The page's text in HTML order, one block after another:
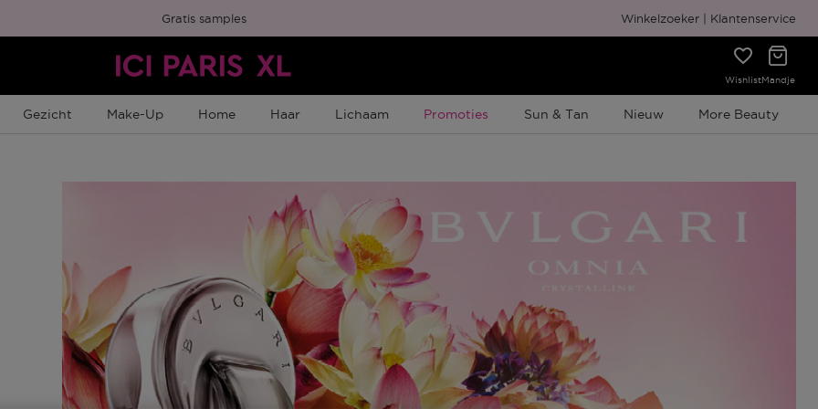
Gratis samples Gratis cadeauverpakking
Winkelzoeker Klantenservice
WishlistMandje
Gezicht Make-Up Home Haar Lichaam Tijdelijke Promotie
Promoties Sun & Tan Nieuw More Beauty